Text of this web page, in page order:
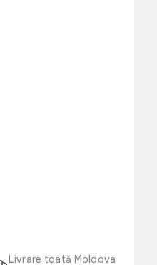
Livrare toată Moldova